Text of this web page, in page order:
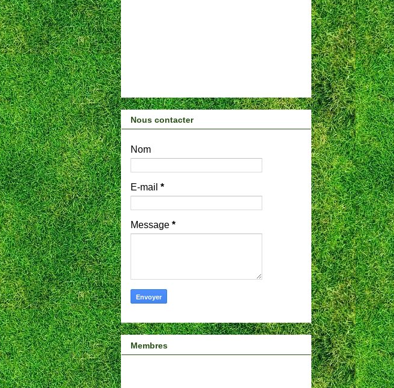
Nous contacter
Nom
E-mail *
Message *
Membres